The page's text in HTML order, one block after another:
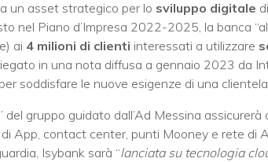
un asset strategico per lo sviluppo digitale
nel Piano d’Impresa 2022-2025, la banca
ai 4 milioni di clienti interessati a utilizzare
in una nota diffusa a gennaio 2023 da
soddisfare le nuove esigenze di una
del gruppo guidato dall’Ad Messina assicurerà
App, contact center, punti Mooney e rete di
Isybank sarà “lanciata su tecnologia